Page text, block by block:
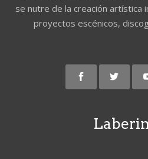
se nutre de la creación artística
proyectos escénicos,